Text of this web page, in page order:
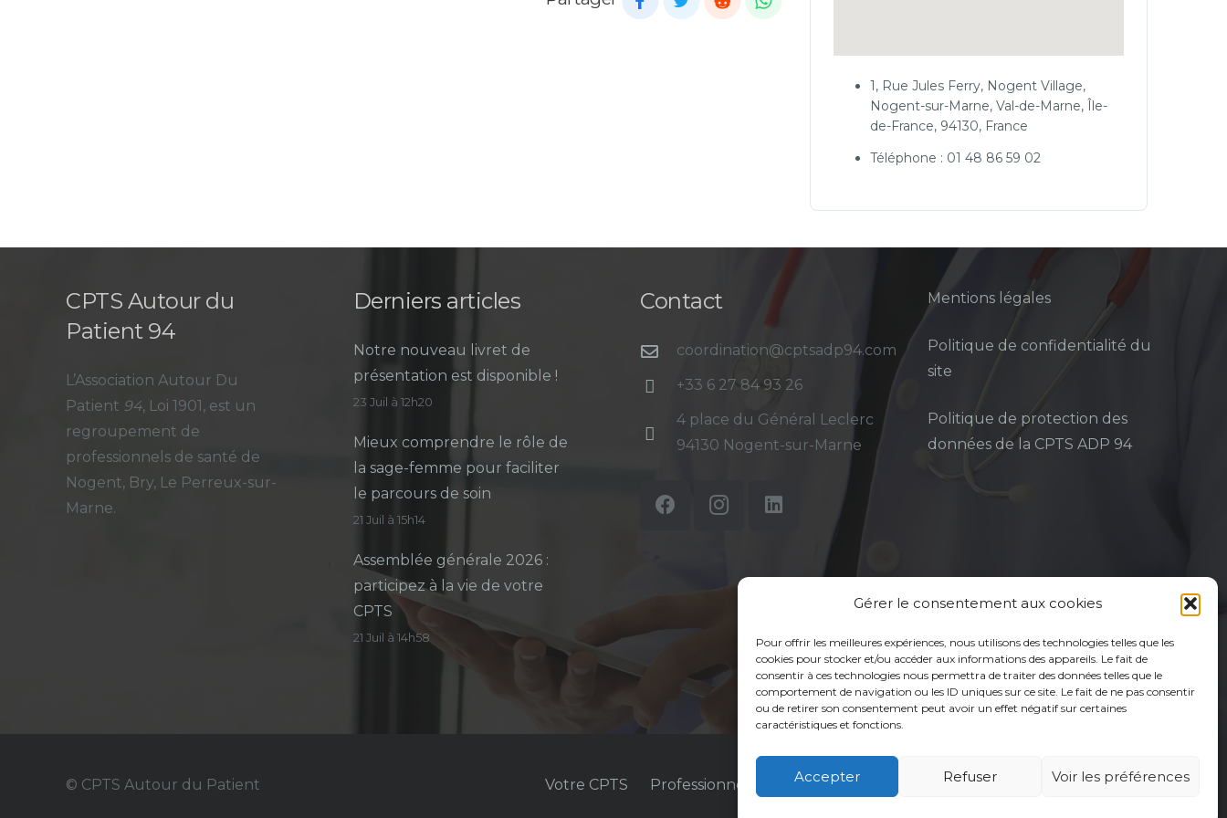
Gérer le consentement aux cookies
Pour offrir les meilleures expériences, nous utilisons des technologies telles que les
cookies pour stocker et/ou accéder aux informations des appareils. Le fait de
consentir à ces technologies nous permettra de traiter des données telles que le
comportement de navigation ou les ID uniques sur ce site. Le fait de ne pas consentir
ou de retirer son consentement peut avoir un effet négatif sur certaines
caractéristiques et fonctions.
Accepter Refuser Voir les préférences
1, Rue Jules Ferry, Nogent Village,
Nogent-sur-Marne, Val-de-Marne, Île-
de-France, 94130, France
Téléphone : 01 48 86 59 02
CPTS Autour du
Patient 94
L’Association Autour Du
Patient 94, Loi 1901, est un
regroupement de
professionnels de santé de
Nogent, Bry, Le Perreux-sur-
Marne.
Derniers articles
Notre nouveau livret de
présentation est disponible !
23 Juil à 12h20
Mieux comprendre le rôle de
la sage-femme pour faciliter
le parcours de soin
21 Juil à 15h14
Assemblée générale 2026 :
participez à la vie de votre
CPTS
21 Juil à 14h58
Contact
coordination@cptsadp94.com
+33 6 27 84 93 26
4 place du Général Leclerc
94130 Nogent-sur-Marne
Mentions légales
Politique de confidentialité du
site
Politique de protection des
données de la CPTS ADP 94
© CPTS Autour du Patient Votre CPTS Professionnels de santé Usagers Actualités Adhérer Contact